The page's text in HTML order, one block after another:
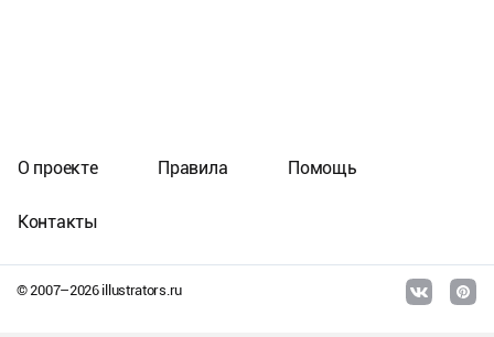
© 2007–2026illustrators.ru
О проекте Правила Помощь
Контакты